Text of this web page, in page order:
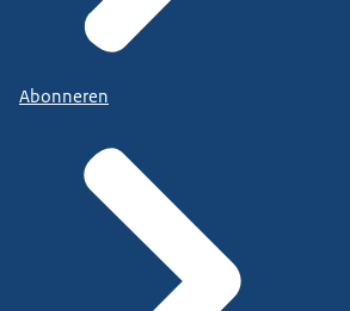
Abonneren